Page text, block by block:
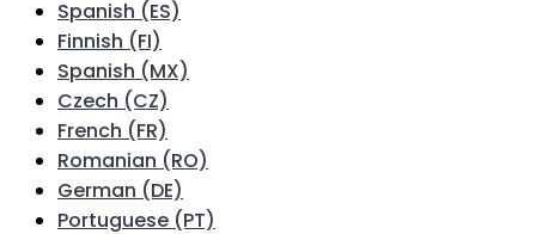
Spanish (ES)
Finnish (FI)
Spanish (MX)
Czech (CZ)
French (FR)
Romanian (RO)
German (DE)
Portuguese (PT)